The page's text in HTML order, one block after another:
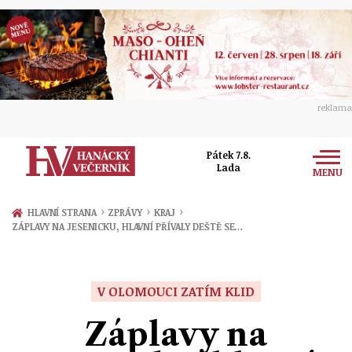
reklama
Pátek 7.8.
Lada
MENU
Zprávy
Ekonomika
HLAVNÍ STRANA › ZPRÁVY › KRAJ ›
ZÁPLAVY NA JESENICKU, HLAVNÍ PŘÍVALY DEŠTĚ SE…
V OLOMOUCI ZATÍM KLID
Záplavy na